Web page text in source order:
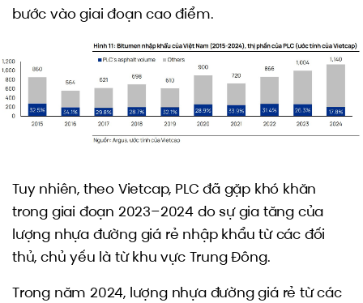
bước vào giai đoạn cao điểm.
Tuy nhiên, theo Vietcap, PLC đã gặp khó khăn
trong giai đoạn 2023–2024 do sự gia tăng của
lượng nhựa đường giá rẻ nhập khẩu từ các đối
thủ, chủ yếu là từ khu vực Trung Đông.
Trong năm 2024, lượng nhựa đường giá rẻ từ các